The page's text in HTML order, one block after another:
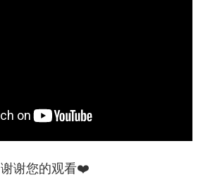
谢谢您的观看❤️